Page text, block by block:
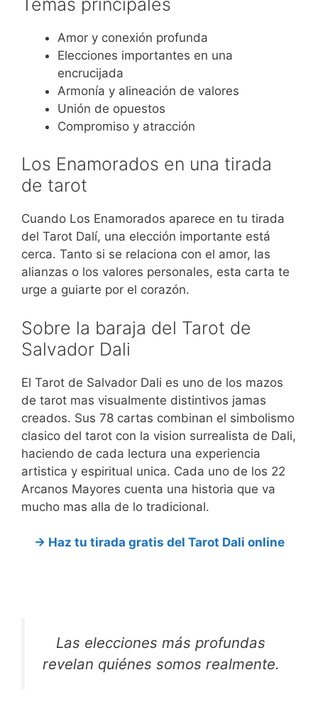
Amor y conexión profunda
Elecciones importantes en una
encrucijada
Armonía y alineación de valores
Unión de opuestos
Compromiso y atracción
Los Enamorados en una tirada
de tarot
Cuando Los Enamorados aparece en tu tirada
del Tarot Dalí, una elección importante está
cerca. Tanto si se relaciona con el amor, las
alianzas o los valores personales, esta carta te
urge a guiarte por el corazón.
Sobre la baraja del Tarot de
Salvador Dali
El Tarot de Salvador Dali es uno de los mazos
de tarot mas visualmente distintivos jamas
creados. Sus 78 cartas combinan el simbolismo
clasico del tarot con la vision surrealista de Dali,
haciendo de cada lectura una experiencia
artistica y espiritual unica. Cada uno de los 22
Arcanos Mayores cuenta una historia que va
mucho mas alla de lo tradicional.
→ Haz tu tirada gratis del Tarot Dali online
Las elecciones más profundas
revelan quiénes somos realmente.